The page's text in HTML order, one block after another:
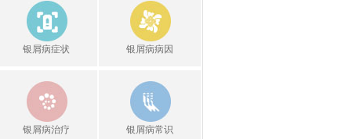
银屑病症状 银屑病病因
银屑病治疗 银屑病常识